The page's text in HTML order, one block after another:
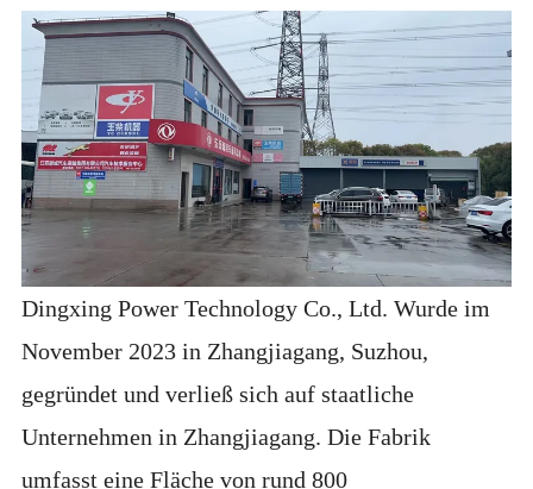
Dingxing Power Technology Co., Ltd. Wurde im
November 2023 in Zhangjiagang, Suzhou,
gegründet und verließ sich auf staatliche
Unternehmen in Zhangjiagang. Die Fabrik
umfasst eine Fläche von rund 800